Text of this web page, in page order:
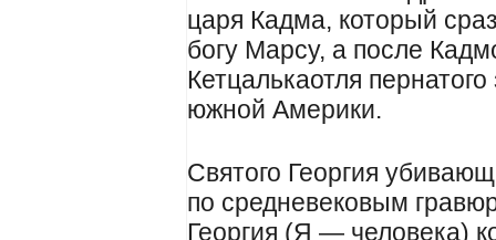
царя Кадма, который
богу Марсу, а после
Кетцалькаотля
южной Америки.
Святого Георгия
по средневековым
Георгия (Я — человека)